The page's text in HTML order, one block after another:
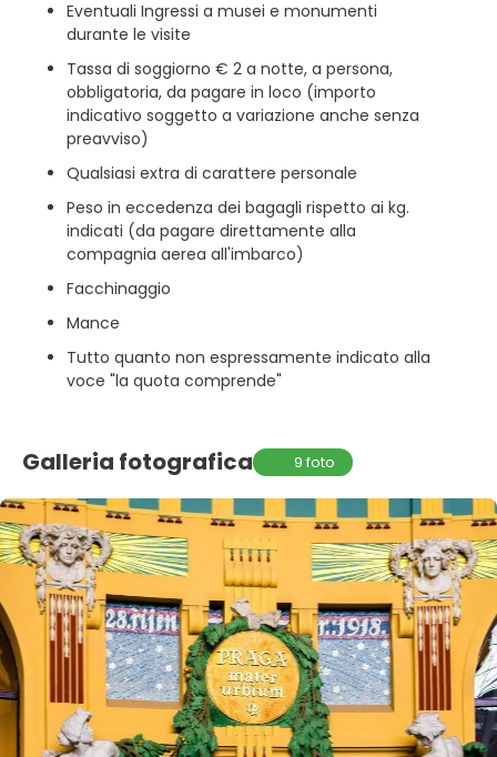
Eventuali Ingressi a musei e monumenti
durante le visite
Tassa di soggiorno € 2 a notte, a persona,
obbligatoria, da pagare in loco (importo
indicativo soggetto a variazione anche senza
preavviso)
Qualsiasi extra di carattere personale
Peso in eccedenza dei bagagli rispetto ai kg.
indicati (da pagare direttamente alla
compagnia aerea all'imbarco)
Facchinaggio
Mance
Tutto quanto non espressamente indicato alla
voce "la quota comprende"
Galleria fotografica 9 foto